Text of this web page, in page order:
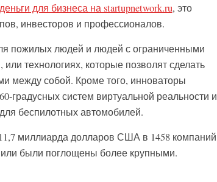
для бизнеса на startupnetwork.ru, это
инвесторов и профессионалов.
пожилых людей и людей с ограниченными
технологиях, которые позволят сделать
между собой. Кроме того, инноваторы
градусных систем виртуальной реальности и
беспилотных автомобилей.
миллиарда долларов США в 1458 компаний
были поглощены более крупными.